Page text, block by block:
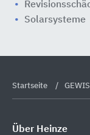
Solarsysteme
Startseite
Über Heinze